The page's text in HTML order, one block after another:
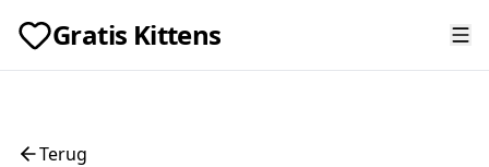
Gratis Kittens
Terug